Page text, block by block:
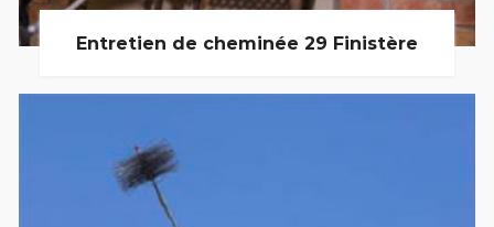
Entretien de cheminée 29 Finistère